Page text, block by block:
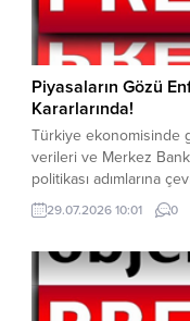
Piyasaların Gözü
Kararlarında!
Türkiye ekonomisinde
verileri ve Merkez
politikası adımlarına
kararında politika faizi
seviyesinde sabit
ediyor.Uzmanlar,
düşüş sağlanmasının
açısından belirleyici
29.07.2026 10:01 0